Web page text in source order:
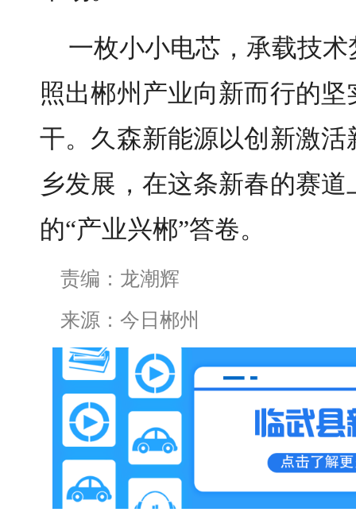
一枚小小电芯，承载技
照出郴州产业向新而行的
干。久森新能源以创新激
乡发展，在这条新春的赛
的“产业兴郴”答卷。
责编：龙潮辉
来源：今日郴州